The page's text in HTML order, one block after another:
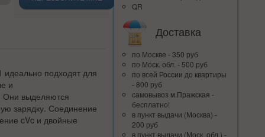
подходят для
и
Они выделяются
зарядку. Соединение
cVc и двойные
QR
Доставка
по Москве - 350 руб
по Моск. обл. - 500 руб
по всей Росcии до квартиры
- 800 руб
самовывоз м.Пражская -
бесплатно!
в пункт выдачи (Москва) -
200 руб
в пункт выдачи (Моск. обл.) -